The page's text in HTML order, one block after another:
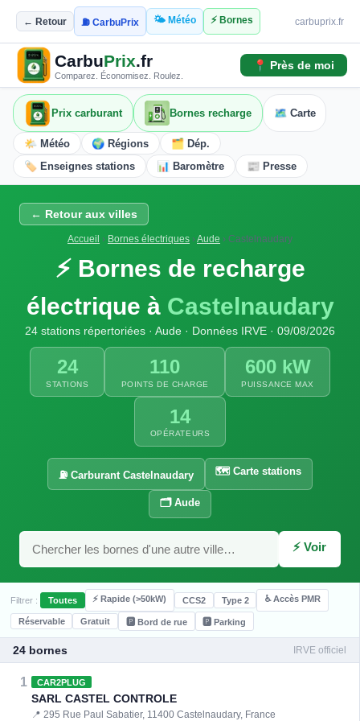
← Retour ⛽ CarbuPrix 🌤️ Météo ⚡ Bornes carbuprix.fr
CarbuPrix.fr
Comparez. Économisez. Roulez.
📍 Près de moi
Prix carburant Bornes recharge 🗺️ Carte
🌤️ Météo 🌍 Régions
🗂️ Dép.
🏷️ Enseignes stations
📊 Baromètre 📰 Presse
← Retour aux villes
Accueil › Bornes électriques ›Aude › Castelnaudary
⚡ Bornes de recharge
électrique à Castelnaudary
24 stations répertoriées · Aude · Données IRVE · 09/08/2026
24
STATIONS
110
POINTS DE CHARGE
600 kW
PUISSANCE MAX
14
OPÉRATEURS
⛽ Carburant Castelnaudary 🗺️ Carte stations
🗂️ Aude
⚡ Voir
Filtrer : Toutes ⚡ Rapide (>50kW) CCS2 Type 2 ♿ Accès PMR
Réservable Gratuit 🅿️ Bord de rue 🅿️ Parking
24 bornes IRVE officiel
1 CAR2PLUG
SARL CASTEL CONTROLE
📍 295 Rue Paul Sabatier, 11400 Castelnaudary, France